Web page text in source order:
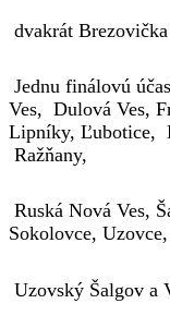
dvakrát
Jednu finálovú
Ves, Dulová Ves,
Lipníky, Ľubotice,
Ražňany,
Ruská Nová Ves,
Sokolovce, Uzovce,
Uzovský Šalgov a